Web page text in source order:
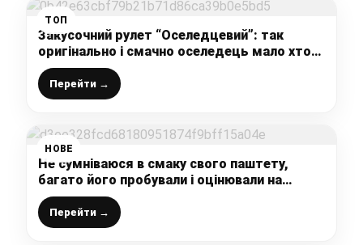
ТОП
Закусочний рулет “Оселедцевий”: так
оригінально і смачно оселедець мало хто
готує, а даремно
Перейти →
НОВЕ
Не сумніваюся в смаку свого паштету,
багато його пробували і оцінювали на
відмінно: показую, як я готую найсмачнішу
намазку на хліб
Перейти →